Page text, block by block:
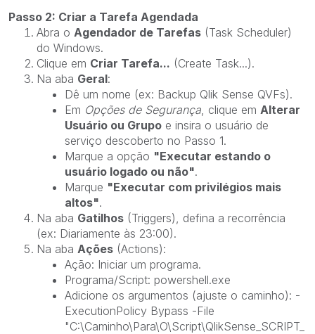
Passo 2: Criar a Tarefa Agendada
Abra o Agendador de Tarefas (Task Scheduler)
do Windows.
Clique em Criar Tarefa... (Create Task...).
Na aba Geral:
Dê um nome (ex: Backup Qlik Sense QVFs).
Em Opções de Segurança, clique em Alterar
Usuário ou Grupo e insira o usuário de
serviço descoberto no Passo 1.
Marque a opção "Executar estando o
usuário logado ou não".
Marque "Executar com privilégios mais
altos".
Na aba Gatilhos (Triggers), defina a recorrência
(ex: Diariamente às 23:00).
Na aba Ações (Actions):
Ação: Iniciar um programa.
Programa/Script: powershell.exe
Adicione os argumentos (ajuste o caminho): -
ExecutionPolicy Bypass -File
"C:\Caminho\Para\O\Script\QlikSense_SCRIPT_